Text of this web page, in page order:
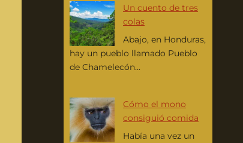
Un cuento de tres
colas
Abajo, en Honduras,
hay un pueblo llamado Pueblo
de Chamelecón...
Cómo el mono
consiguió comida
Había una vez un